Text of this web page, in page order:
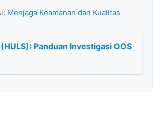
Menjaga Keamanan dan Kualitas
Panduan Investigasi OOS